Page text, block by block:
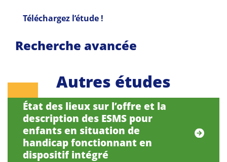
Téléchargez l’étude !
Recherche avancée
Autres études
État des lieux sur l’offre et la
description des ESMS pour
enfants en situation de
handicap fonctionnant en
dispositif intégré